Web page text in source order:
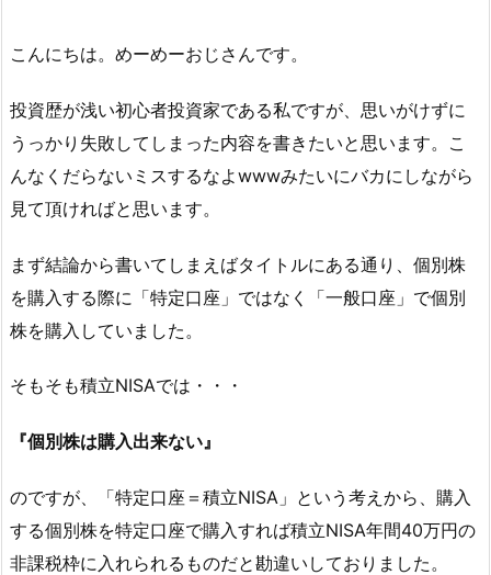
こんにちは。めーめーおじさんです。
投資歴が浅い初心者投資家である私ですが、思いがけずに
うっかり失敗してしまった内容を書きたいと思います。こ
んなくだらないミスするなよwwwみたいにバカにしながら
見て頂ければと思います。
まず結論から書いてしまえばタイトルにある通り、個別株
を購入する際に「特定口座」ではなく「一般口座」で個別
株を購入していました。
そもそも積立NISAでは・・・
『個別株は購入出来ない』
のですが、「特定口座＝積立NISA」という考えから、購入
する個別株を特定口座で購入すれば積立NISA年間40万円の
非課税枠に入れられるものだと勘違いしておりました。